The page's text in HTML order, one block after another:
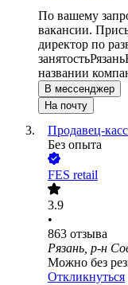
По вашему
вакансии.
директор по
занятостьРязань
названии
В мессенджер
На почту
Продавец-
Без опыта
FES retail
3.9
•
863 отзыва
Рязань, р-н
Можно без
Откликнуться